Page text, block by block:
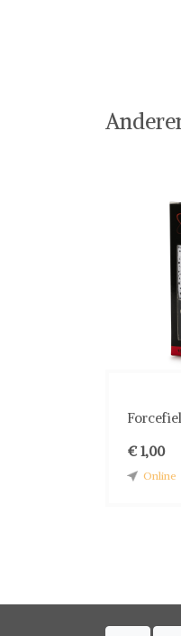
€ 1,00
Online